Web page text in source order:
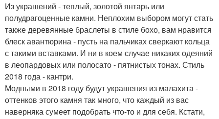
Из украшений - теплый, золотой янтарь или
полудрагоценные камни. Неплохим выбором могут стать
также деревянные браслеты в стиле бохо, вам нравится
блеск авантюрина - пусть на пальчиках сверкают кольца
с такими вставками. И ни в коем случае никаких одеяний
в леопардовых или полосато - пятнистых тонах. Стиль
2018 года - кантри.
Модными в 2018 году будут украшения из малахита -
оттенков этого камня так много, что каждый из вас
наверняка сумеет подобрать что-то и для себя. Кстати,